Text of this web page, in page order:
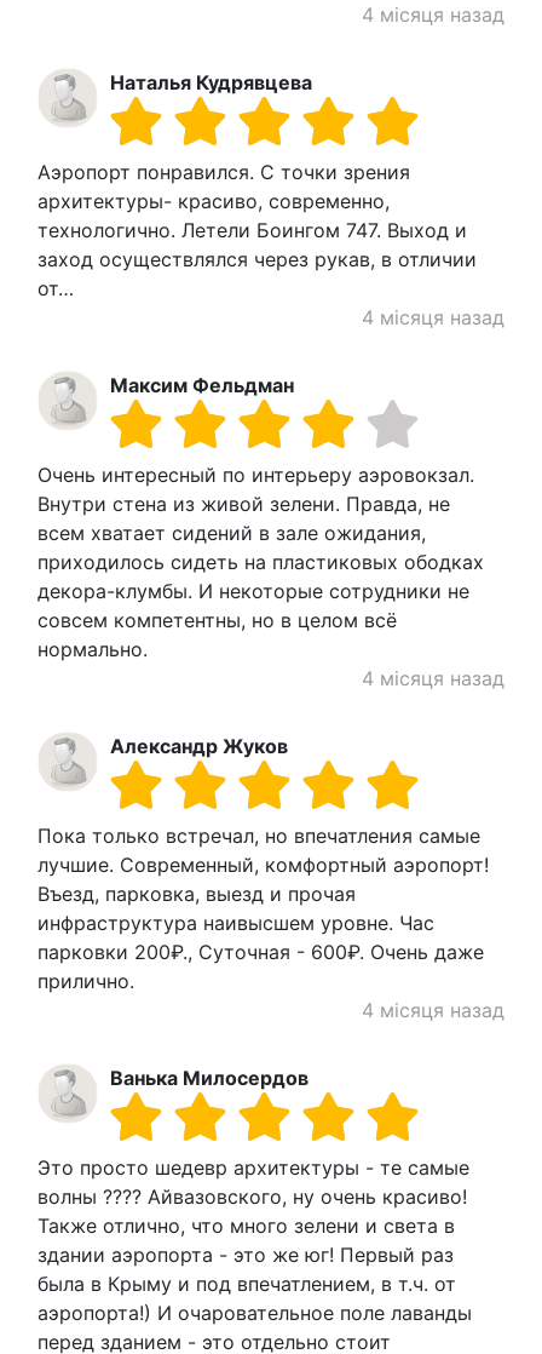
4 місяця назад
Наталья Кудрявцева
Аэропорт понравился. С точки зрения
архитектуры- красиво, современно,
технологично. Летели Боингом 747. Выход и
заход осуществлялся через рукав, в отличии
от…
4 місяця назад
Максим Фельдман
Очень интересный по интерьеру аэровокзал.
Внутри стена из живой зелени. Правда, не
всем хватает сидений в зале ожидания,
приходилось сидеть на пластиковых ободках
декора-клумбы. И некоторые сотрудники не
совсем компетентны, но в целом всё
нормально.
4 місяця назад
Александр Жуков
Пока только встречал, но впечатления самые
лучшие. Современный, комфортный аэропорт!
Въезд, парковка, выезд и прочая
инфраструктура наивысшем уровне. Час
парковки 200₽., Суточная - 600₽. Очень даже
прилично.
4 місяця назад
Ванька Милосердов
Это просто шедевр архитектуры - те самые
волны ???? Айвазовского, ну очень красиво!
Также отлично, что много зелени и света в
здании аэропорта - это же юг! Первый раз
была в Крыму и под впечатлением, в т.ч. от
аэропорта!) И очаровательное поле лаванды
перед зданием - это отдельно стоит